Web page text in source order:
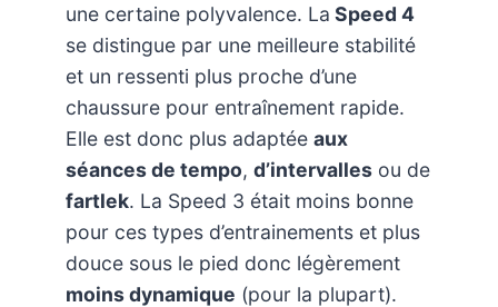
une certaine polyvalence. La Speed 4
se distingue par une meilleure stabilité
et un ressenti plus proche d’une
chaussure pour entraînement rapide.
Elle est donc plus adaptée aux
séances de tempo, d’intervalles ou de
fartlek. La Speed 3 était moins bonne
pour ces types d’entrainements et plus
douce sous le pied donc légèrement
moins dynamique (pour la plupart).